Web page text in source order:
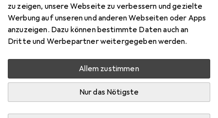
zu zeigen, unsere Webseite zu verbessern und gezielte
Werbung auf unseren und anderen Webseiten oder Apps
anzuzeigen. Dazu können bestimmte Daten auch an
Dritte und Werbepartner weitergegeben werden.
Allem zustimmen
Nur das Nötigste
1
Bewertungen
Zwischen Mo, 14.9. und Sa, 26.9. geliefert
Benachrichtigen, wenn schneller verfügbar
Lieferort angeben für genaue Lieferzeit